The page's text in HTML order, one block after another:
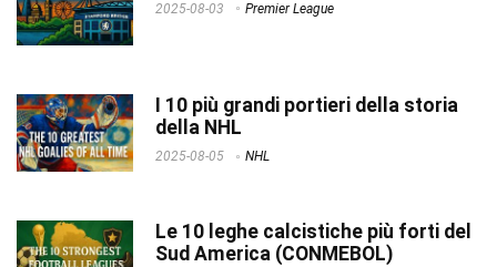
2025-08-03 Premier League
I 10 più grandi portieri della storia
della NHL
2025-08-05 NHL
Le 10 leghe calcistiche più forti del
Sud America (CONMEBOL)